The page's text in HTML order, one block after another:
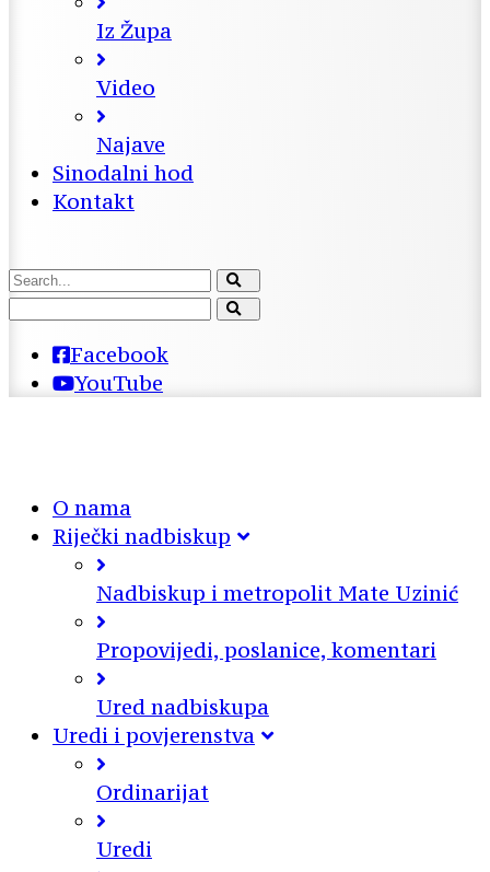
Iz Župa
Video
Najave
Sinodalni hod
Kontakt
Facebook
YouTube
O nama
Riječki nadbiskup
Nadbiskup i metropolit Mate Uzinić
Propovijedi, poslanice, komentari
Ured nadbiskupa
Uredi i povjerenstva
Ordinarijat
Uredi